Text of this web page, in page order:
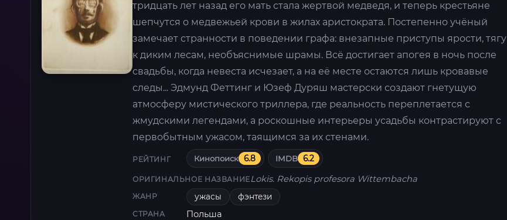
тридцать лет назад его мать стала жертвой медведя, и теперь крестьяне
шепчутся о медвежьей крови в жилах аристократа. Постепенно учёный
замечает странности в поведении графа: внезапные приступы ярости, тягу
к диким лесам, необъяснимые шрамы. Всё достигает апогея в ночь после
свадьбы, когда невеста исчезает, а на её месте остаются лишь кровавые
следы... Эдмунд Феттинг и Юзеф Дуряш мастерски создают гнетущую
атмосферу мистического триллера, где реальность переплетается с
жмудскими легендами, а роскошные интерьеры усадьбы контрастируют с
первобытным ужасом, таящимся за их стенами.
РЕЙТИНГ Кинопоиск 6.8 IMDB 6.2
ОРИГИНАЛЬНОЕ НАЗВАНИЕLokis. Rekopis profesora Wittembacha
ЖАНР ужасы фэнтези
СТРАНА Польша